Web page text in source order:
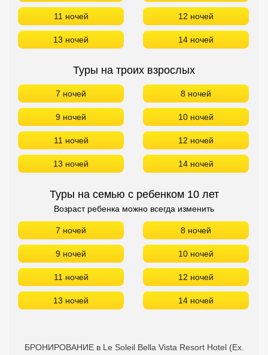
11 ночей 12 ночей
13 ночей 14 ночей
Туры на троих взрослых
7 ночей 8 ночей
9 ночей 10 ночей
11 ночей 12 ночей
13 ночей 14 ночей
Туры на семью с ребенком 10 лет
Возраст ребенка можно всегда изменить
7 ночей 8 ночей
9 ночей 10 ночей
11 ночей 12 ночей
13 ночей 14 ночей
БРОНИРОВАНИЕ в Le Soleil Bella Vista Resort Hotel (Ex.